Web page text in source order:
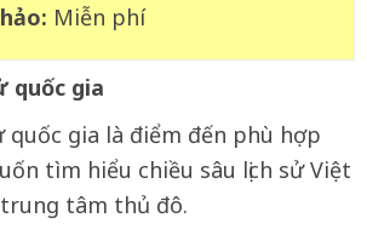
Miễn phí
quốc gia
quốc gia là điểm đến phù hợp
tìm hiểu chiều sâu lịch sử Việt
tâm thủ đô.